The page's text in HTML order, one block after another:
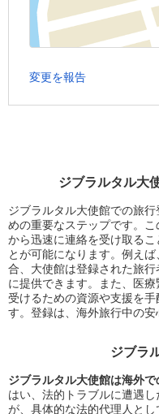
ジブラルタル大
ジブラルタル大使館での旅
めの重要なステップです。
から迅速に連絡を受け取る
とが可能になります。例え
合、大使館は登録された旅
に提供できます。また、医
受けるための資源や支援を
す。登録は、海外旅行中の安
ジブラ
ジブラルタル大使館は海外
はい、法的トラブルに遭遇
が、具体的な法的代理人とし
変更を報告